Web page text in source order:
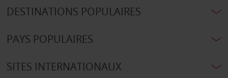
DESTINATIONS POPULAIRES
PAYS POPULAIRES
SITES INTERNATIONAUX